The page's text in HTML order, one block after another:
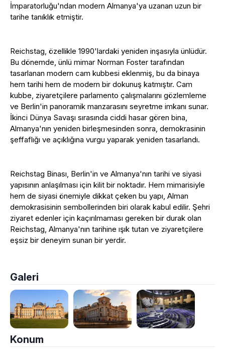
İmparatorluğu'ndan modern Almanya'ya uzanan uzun bir
tarihe tanıklık etmiştir.
Reichstag, özellikle 1990'lardaki yeniden inşasıyla ünlüdür.
Bu dönemde, ünlü mimar Norman Foster tarafından
tasarlanan modern cam kubbesi eklenmiş, bu da binaya
hem tarihi hem de modern bir dokunuş katmıştır. Cam
kubbe, ziyaretçilere parlamento çalışmalarını gözlemleme
ve Berlin'in panoramik manzarasını seyretme imkanı sunar.
İkinci Dünya Savaşı sırasında ciddi hasar gören bina,
Almanya'nın yeniden birleşmesinden sonra, demokrasinin
şeffaflığı ve açıklığına vurgu yaparak yeniden tasarlandı.
Reichstag Binası, Berlin'in ve Almanya'nın tarihi ve siyasi
yapısının anlaşılması için kilit bir noktadır. Hem mimarisiyle
hem de siyasi önemiyle dikkat çeken bu yapı, Alman
demokrasisinin sembollerinden biri olarak kabul edilir. Şehri
ziyaret edenler için kaçırılmaması gereken bir durak olan
Reichstag, Almanya'nın tarihine ışık tutan ve ziyaretçilere
eşsiz bir deneyim sunan bir yerdir.
Galeri
Konum